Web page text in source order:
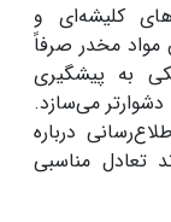
کلیشه‌ای و
مواد مخدر صرفاً
به پیشگیری
دشوارتر می‌سازد.
درباره
تعادل مناسبی